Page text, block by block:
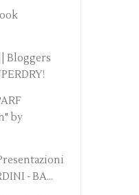
Bloggers
by
- BA...